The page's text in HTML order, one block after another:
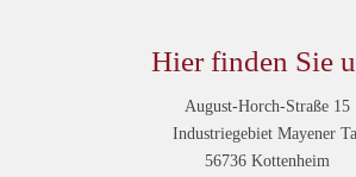
Hier finden Sie
August-Horch-Straße 15
Industriegebiet Mayener
56736 Kottenheim